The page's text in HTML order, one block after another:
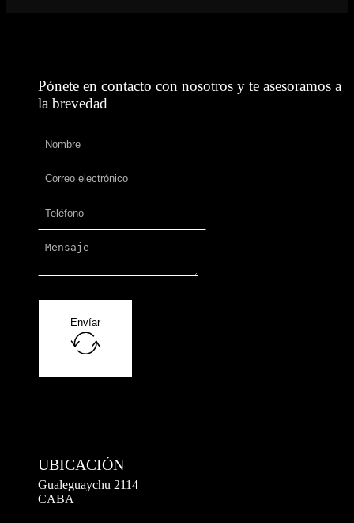
Pónete en contacto con nosotros y te asesoramos a
la brevedad
Envíar
UBICACIÓN
Gualeguaychu 2114
CABA